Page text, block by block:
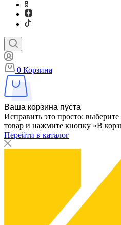
0 Корзина
Ваша корзина пуста
Исправить это просто:
товар и нажмите кнопку «В
Перейти в каталог